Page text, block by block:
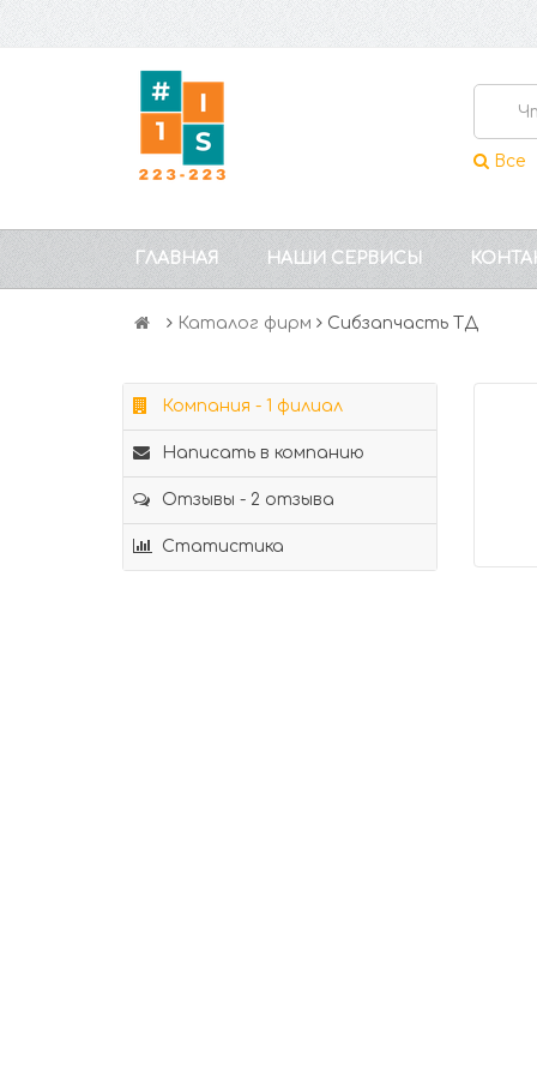
Все
ГЛАВНАЯ НАШИ СЕРВИСЫ
Каталог фирм Сибзапчасть ТД
Компания - 1 филиал
Написать в компанию
Отзывы - 2 отзыва
Статистика